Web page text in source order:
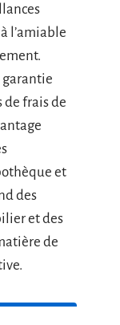
l’amiable
garantie
de frais de
et
des
et des
de